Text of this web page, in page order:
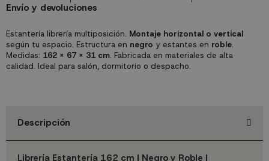
Estantería librería multiposición. Montaje horizontal o vertical
según tu espacio. Estructura en negro y estantes en roble.
Medidas: 162 x 67 x 31 cm. Fabricada en materiales de alta
calidad. Ideal para salón, dormitorio o despacho.
Envío y devoluciones
Descripción
Librería Estantería 162 cm | Negro y Roble |